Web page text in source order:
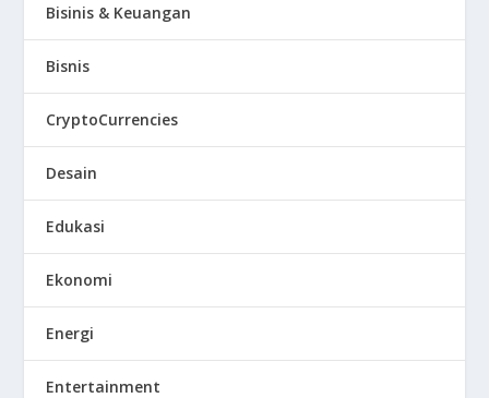
Bisinis & Keuangan
Bisnis
CryptoCurrencies
Desain
Edukasi
Ekonomi
Energi
Entertainment